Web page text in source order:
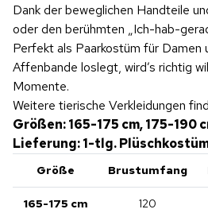
Dank der beweglichen Handteile
oder den berühmten „Ich-hab-
Perfekt als Paarkostüm für
Affenbande loslegt, wird’s richtig
Momente.
Weitere tierische Verkleidungen
Größen: 165-175 cm, 175-190
Lieferung: 1-tlg.
Größe Brustumfang
165-175 cm 120